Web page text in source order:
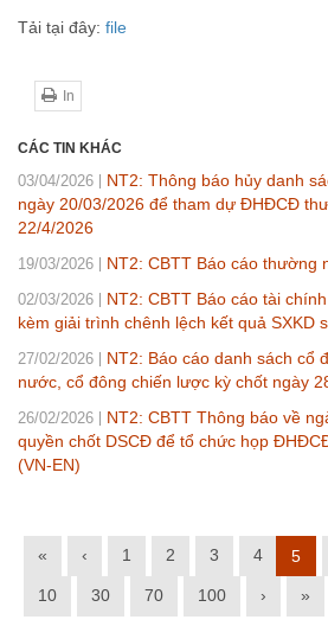
Tải tại đây: file
In
CÁC TIN KHÁC
03/04/2026
NT2: Thông báo hủy danh
ngày 20/03/2026 để tham dự ĐHĐCĐ
22/4/2026
19/03/2026 NT2: CBTT Báo cáo thường
02/03/2026
NT2: CBTT Báo cáo tài
kèm giải trình chênh lệch kết quả SXKD
27/02/2026
NT2: Báo cáo danh sách cổ
nước, cổ đông chiến lược kỳ chốt ngày
26/02/2026
NT2: CBTT Thông báo về
quyền chốt DSCĐ để tổ chức họp
(VN-EN)
« ‹ 1 2 3 4 5
10 30 70 100 › »